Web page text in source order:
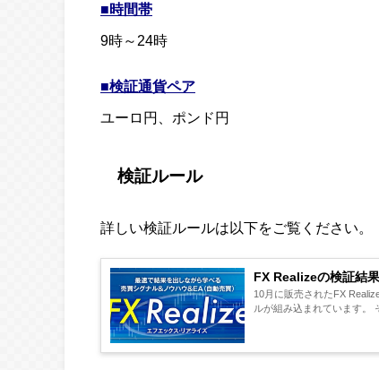
■時間帯
9時～24時
■検証通貨ペア
ユーロ円、ポンド円
検証ルール
詳しい検証ルールは以下をご覧ください。
FX Realizeの検証結
10月に販売されたFX
ルが組み込まれています。